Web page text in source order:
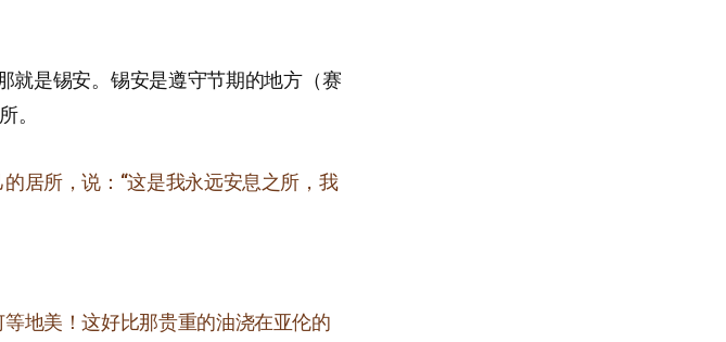
就是锡安。锡安是遵守节期的地方（赛
。
居所，说：“这是我永远安息之所，我
地美！这好比那贵重的油浇在亚伦的